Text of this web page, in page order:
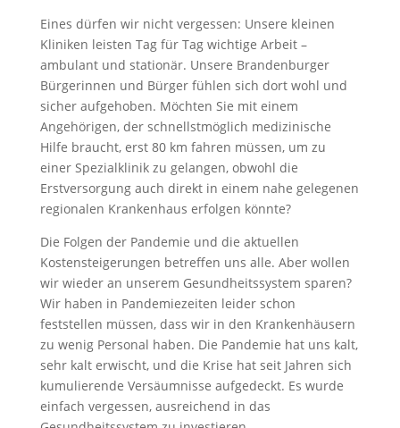
Eines dürfen wir nicht vergessen: Unsere kleinen
Kliniken leisten Tag für Tag wichtige Arbeit –
ambulant und stationär. Unsere Brandenburger
Bürgerinnen und Bürger fühlen sich dort wohl und
sicher aufgehoben. Möchten Sie mit einem
Angehörigen, der schnellstmöglich medizinische
Hilfe braucht, erst 80 km fahren müssen, um zu
einer Spezialklinik zu gelangen, obwohl die
Erstversorgung auch direkt in einem nahe gelegenen
regionalen Krankenhaus erfolgen könnte?
Die Folgen der Pandemie und die aktuellen
Kostensteigerungen betreffen uns alle. Aber wollen
wir wieder an unserem Gesundheitssystem sparen?
Wir haben in Pandemiezeiten leider schon
feststellen müssen, dass wir in den Krankenhäusern
zu wenig Personal haben. Die Pandemie hat uns kalt,
sehr kalt erwischt, und die Krise hat seit Jahren sich
kumulierende Versäumnisse aufgedeckt. Es wurde
einfach vergessen, ausreichend in das